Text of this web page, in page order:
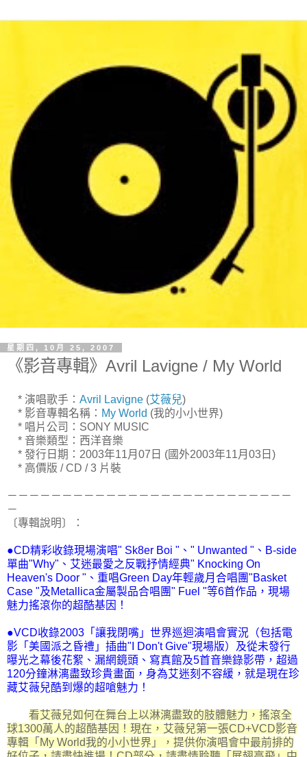
星期四, 10月 25, 2007
《影音專輯》Avril Lavigne / My World
* 演唱歌手： Avril Lavigne (艾薇兒)
* 影音專輯名稱： My World (我的小小世界)
* 唱片公司：SONY MUSIC
* 音樂類型：西洋音樂
* 發行日期：2003年11月07日 (國外2003年11月03日)
* 高價版 / CD / 3 片裝
－－－－－－－－－－－－－－－－－－－－－－－－－－
－
〔專輯說明〕：
●CD精彩收錄現場演唱" Sk8er Boi "、" Unwanted "、B-side
單曲"Why"、艾迷最愛之反戰抒情經典" Knocking On
Heaven's Door "、重唱Green Day年輕歲月合唱團"Basket
Case "及Metallica金屬製品合唱團" Fuel "等6首作品，現場
魅力搖滾你的超酷基因！
●VCD收錄2003「讓我閉嘴」世界巡迴演唱會實況（包括電
影「美國派之昏禮」插曲"I Don't Give"現場版）及從未發行
曝光之幕後花絮、漏網鏡頭、寫真館及5首音樂錄影帶，超過
120分鐘淋漓盡致珍貴畫面，身為艾迷刻不容緩，就是現在珍
藏艾薇兒酷到爆的超嗆魅力！
看艾薇兒如何在舞台上以淋漓盡致的肢體魅力，搖滾全
球1300萬人的超酷基因！現在，艾薇兒第一張CD+VCD影音
專輯「My World我的小小世界」，提供你演唱會中最前排的